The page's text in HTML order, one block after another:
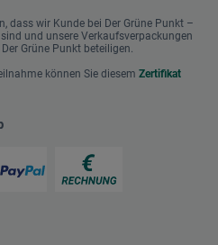
dass wir Kunde bei Der Grüne Punkt –
und unsere Verkaufsverpackungen
Grüne Punkt beteiligen.
können Sie diesem Zertifikat